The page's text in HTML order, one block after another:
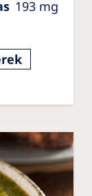
193 mg